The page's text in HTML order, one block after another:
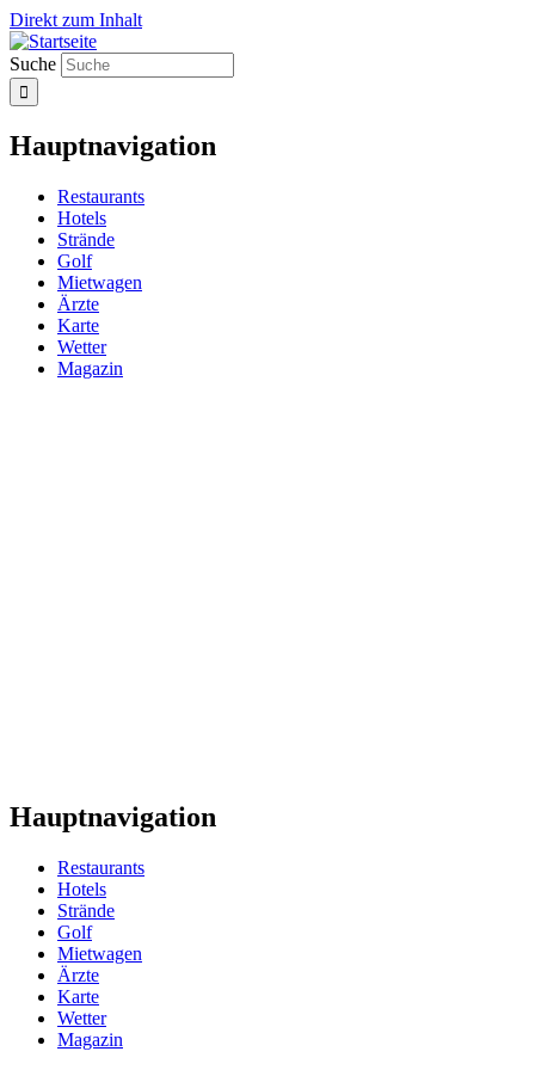
Direkt zum Inhalt
Suche
Hauptnavigation
Restaurants
Hotels
Strände
Golf
Mietwagen
Ärzte
Karte
Wetter
Magazin
Hauptnavigation
Restaurants
Hotels
Strände
Golf
Mietwagen
Ärzte
Karte
Wetter
Magazin